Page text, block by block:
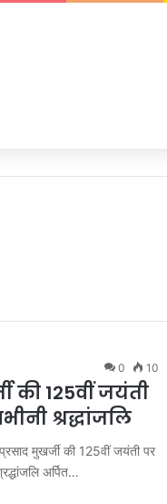
0 10
की 125वीं जयंती
श्रद्धांजलि
मुखर्जी की 125वीं जयंती पर
अर्पित…